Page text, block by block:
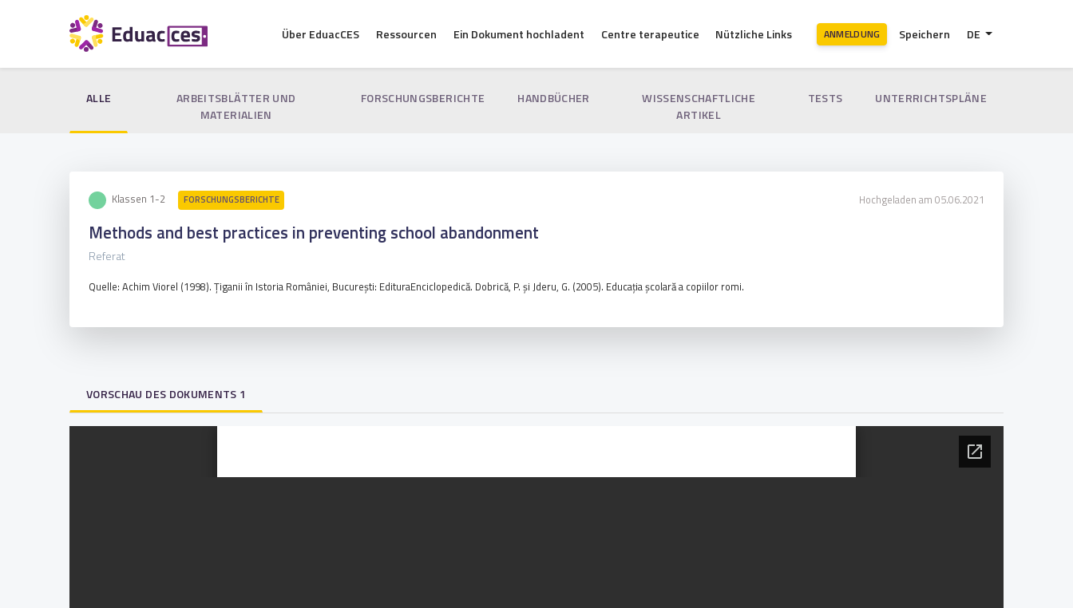
Über EduacCES Ressourcen Ein Dokument hochladent Centre terapeutice Nützliche Links ANMELDUNG Speichern DE
ALLE
ARBEITSBLÄTTER UND
MATERIALIEN
FORSCHUNGSBERICHTE HANDBÜCHER
WISSENSCHAFTLICHE
ARTIKEL
TESTS UNTERRICHTSPLÄNE
Klassen 1-2 FORSCHUNGSBERICHTE Hochgeladen am 05.06.2021
Methods and best practices in preventing school abandonment
Referat
Quelle: Achim Viorel (1998). Ţiganii în Istoria României, Bucureşti: EdituraEnciclopedică. Dobrică, P. şi Jderu, G. (2005). Educaţia şcolară a copiilor romi.
VORSCHAU DES DOKUMENTS 1